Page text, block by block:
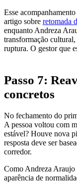
Esse
artigo sobre retomada
enquanto Andreza
transformação
ruptura. O gestor que
Passo 7:
concretos
No fechamento do
A pessoa voltou com
estável? Houve nova
resposta deve ser
corredor.
Como Andreza Araujo
aparência de